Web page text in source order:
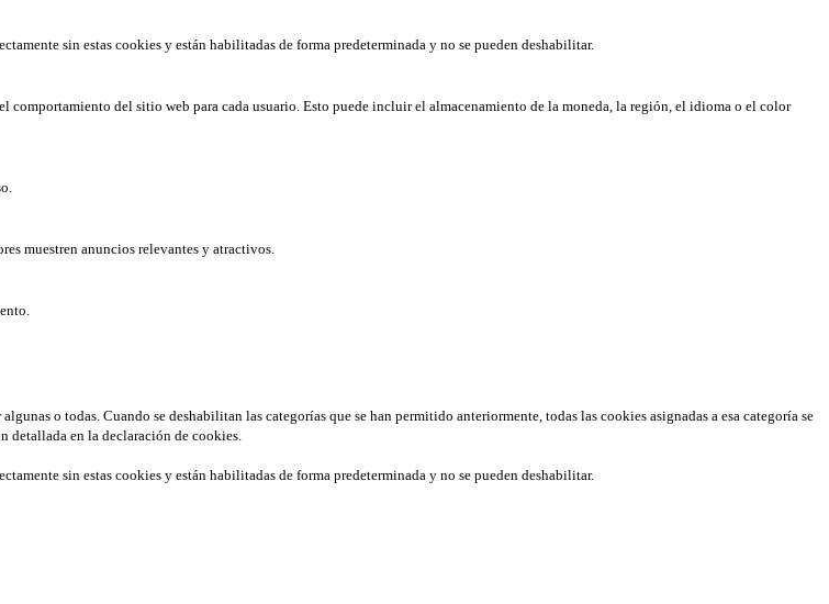
sin estas cookies y están habilitadas de forma predeterminada y no se pueden deshabilitar.
del sitio web para cada usuario. Esto puede incluir el almacenamiento de la moneda, la región, el idioma o el color
muestren anuncios relevantes y atractivos.
o todas. Cuando se deshabilitan las categorías que se han permitido anteriormente, todas las cookies asignadas a esa categoría se
detallada en la declaración de cookies.
sin estas cookies y están habilitadas de forma predeterminada y no se pueden deshabilitar.